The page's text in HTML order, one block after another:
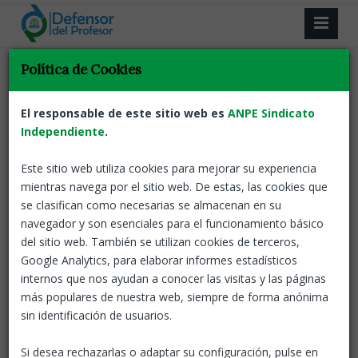
Resultado de la búsqueda.
Volver
que desarrolla la Ley de Reconocimiento
de la Autoridad del Profesorado
ANPE-El defensor del profesor 17 Dic, 2025
ANPE-ANDALUCÍA llevaba años
reclamando este desarrollo
normativo de la ley de 2021
Convivencia
Defensor del profesor
Política de Cookies
El responsable de este sitio web es ANPE Sindicato
Independiente.
Este sitio web utiliza cookies para mejorar su experiencia
mientras navega por el sitio web. De estas, las cookies que
se clasifican como necesarias se almacenan en su
navegador y son esenciales para el funcionamiento básico
del sitio web. También se utilizan cookies de terceros,
Google Analytics, para elaborar informes estadísticos
internos que nos ayudan a conocer las visitas y las páginas
más populares de nuestra web, siempre de forma anónima
sin identificación de usuarios.
Si desea rechazarlas o adaptar su configuración, pulse en